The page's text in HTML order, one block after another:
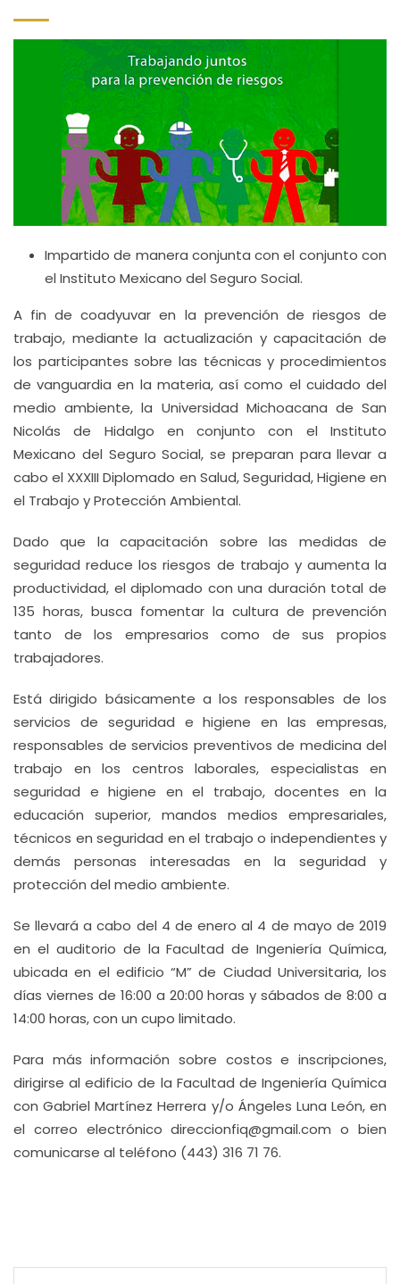
Impartido de manera conjunta con el conjunto con
el Instituto Mexicano del Seguro Social.
A fin de coadyuvar en la prevención de riesgos de
trabajo, mediante la actualización y capacitación de
los participantes sobre las técnicas y procedimientos
de vanguardia en la materia, así como el cuidado del
medio ambiente, la Universidad Michoacana de San
Nicolás de Hidalgo en conjunto con el Instituto
Mexicano del Seguro Social, se preparan para llevar a
cabo el XXXIII Diplomado en Salud, Seguridad, Higiene en
el Trabajo y Protección Ambiental.
Dado que la capacitación sobre las medidas de
seguridad reduce los riesgos de trabajo y aumenta la
productividad, el diplomado con una duración total de
135 horas, busca fomentar la cultura de prevención
tanto de los empresarios como de sus propios
trabajadores.
Está dirigido básicamente a los responsables de los
servicios de seguridad e higiene en las empresas,
responsables de servicios preventivos de medicina del
trabajo en los centros laborales, especialistas en
seguridad e higiene en el trabajo, docentes en la
educación superior, mandos medios empresariales,
técnicos en seguridad en el trabajo o independientes y
demás personas interesadas en la seguridad y
protección del medio ambiente.
Se llevará a cabo del 4 de enero al 4 de mayo de 2019
en el auditorio de la Facultad de Ingeniería Química,
ubicada en el edificio “M” de Ciudad Universitaria, los
días viernes de 16:00 a 20:00 horas y sábados de 8:00 a
14:00 horas, con un cupo limitado.
Para más información sobre costos e inscripciones,
dirigirse al edificio de la Facultad de Ingeniería Química
con Gabriel Martínez Herrera y/o Ángeles Luna León, en
el correo electrónico direccionfiq@gmail.com o bien
comunicarse al teléfono (443) 316 71 76.